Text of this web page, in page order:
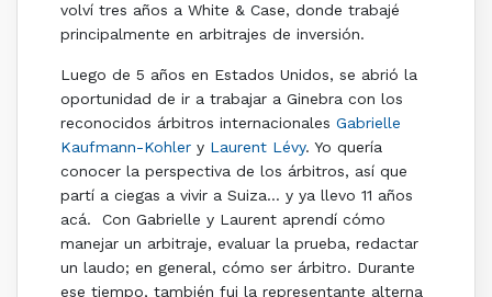
volví tres años a White & Case, donde trabajé
principalmente en arbitrajes de inversión.
Luego de 5 años en Estados Unidos, se abrió la
oportunidad de ir a trabajar a Ginebra con los
reconocidos árbitros internacionales Gabrielle
Kaufmann-Kohlery Laurent Lévy. Yo quería
conocer la perspectiva de los árbitros, así que
partí a ciegas a vivir a Suiza… y ya llevo 11 años
acá. Con Gabrielle y Laurent aprendí cómo
manejar un arbitraje, evaluar la prueba, redactar
un laudo; en general, cómo ser árbitro. Durante
ese tiempo, también fui la representante alterna